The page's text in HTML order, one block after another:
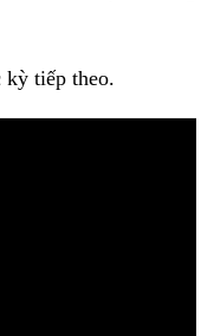
kỳ tiếp theo.